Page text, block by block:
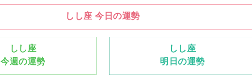
しし座 今日の運勢
しし座
明日の運勢
しし座
今週の運勢